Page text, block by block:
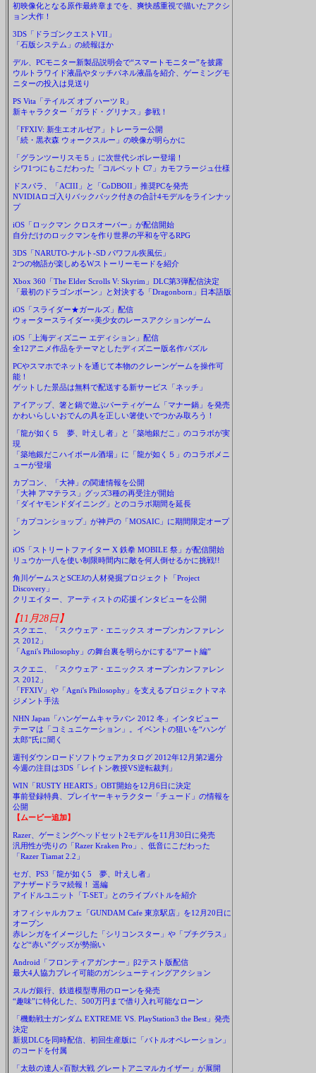
初映像化となる原作最終章までを、爽快感重視で描いたアクシ
ョン大作！
3DS「ドラゴンクエストVII」
「石版システム」の続報ほか
デル、PCモニター新製品説明会で“スマートモニター”を披露
ウルトラワイド液晶やタッチパネル液晶を紹介、ゲーミングモ
ニターの投入は見送り
PS Vita「テイルズ オブ ハーツ R」
新キャラクター「ガラド・グリナス」参戦！
「FFXIV: 新生エオルゼア」トレーラー公開
「続・黒衣森 ウォークスルー」の映像が明らかに
「グランツーリスモ５」に次世代シボレー登場！
シワ1つにもこだわった「コルベット C7」カモフラージュ仕様
ドスパラ、「ACIII」と「CoDBOII」推奨PCを発売
NVIDIAロゴ入りバックパック付きの合計4モデルをラインナッ
プ
iOS「ロックマン クロスオーバー」が配信開始
自分だけのロックマンを作り世界の平和を守るRPG
3DS「NARUTO-ナルト-SD パワフル疾風伝」
2つの物語が楽しめるWストーリーモードを紹介
Xbox 360「The Elder Scrolls V: Skyrim」DLC第3弾配信決定
「最初のドラゴンボーン」と対決する「Dragonborn」日本語版
iOS「スライダー★ガールズ」配信
ウォータースライダー×美少女のレースアクションゲーム
iOS「上海ディズニー エディション」配信
全12アニメ作品をテーマとしたディズニー版名作パズル
PCやスマホでネットを通じて本物のクレーンゲームを操作可
能！
ゲットした景品は無料で配送する新サービス「ネッチ」
アイアップ、箸と鍋で遊ぶパーティゲーム「マナー鍋」を発売
かわいらしいおでんの具を正しい箸使いでつかみ取ろう！
「龍が如く５ 夢、叶えし者」と「築地銀だこ」のコラボが実
現
「築地銀だこハイボール酒場」に「龍が如く５」のコラボメニ
ューが登場
カプコン、「大神」の関連情報を公開
「大神 アマテラス」グッズ3種の再受注が開始
「ダイヤモンドダイニング」とのコラボ期間を延長
「カプコンショップ」が神戸の「MOSAIC」に期間限定オープ
ン
iOS「ストリートファイター X 鉄拳 MOBILE 祭」が配信開始
リュウか一八を使い制限時間内に敵を何人倒せるかに挑戦!!
角川ゲームスとSCEJの人材発掘プロジェクト「Project
Discovery」
クリエイター、アーティストの応援インタビューを公開
【11月28日】
スクエニ、「スクウェア・エニックス オープンカンファレン
ス 2012」
「Agni's Philosophy」の舞台裏を明らかにする“アート編”
スクエニ、「スクウェア・エニックス オープンカンファレン
ス 2012」
「FFXIV」や「Agni's Philosophy」を支えるプロジェクトマネ
ジメント手法
NHN Japan「ハンゲームキャラバン 2012 冬」インタビュー
テーマは「コミュニケーション」。イベントの狙いを“ハンゲ
太郎”氏に聞く
週刊ダウンロードソフトウェアカタログ 2012年12月第2週分
今週の注目は3DS「レイトン教授VS逆転裁判」
WIN「RUSTY HEARTS」OBT開始を12月6日に決定
事前登録特典、プレイヤーキャラクター「チュード」の情報を
公開
【ムービー追加】
Razer、ゲーミングヘッドセット2モデルを11月30日に発売
汎用性が売りの「Razer Kraken Pro」、低音にこだわった
「Razer Tiamat 2.2」
セガ、PS3「龍が如く5 夢、叶えし者」
アナザードラマ続報！ 遥編
アイドルユニット「T-SET」とのライブバトルを紹介
オフィシャルカフェ「GUNDAM Cafe 東京駅店」を12月20日に
オープン
赤レンガをイメージした「シリコンスター」や「プチグラス」
など“赤い”グッズが勢揃い
Android「フロンティアガンナー」β2テスト版配信
最大4人協力プレイ可能のガンシューティングアクション
スルガ銀行、鉄道模型専用のローンを発売
“趣味”に特化した、500万円まで借り入れ可能なローン
「機動戦士ガンダム EXTREME VS. PlayStation3 the Best」発売
決定
新規DLCを同時配信、初回生産版に「バトルオペレーション」
のコードを付属
「太鼓の達人×百獣大戦 グレートアニマルカイザー」が展開